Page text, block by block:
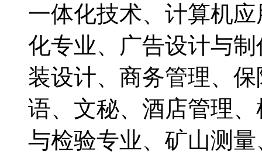
一体化技术、计算机
化专业、广告设计与
装设计、商务管理、
语、文秘、酒店管理
与检验专业、矿山测